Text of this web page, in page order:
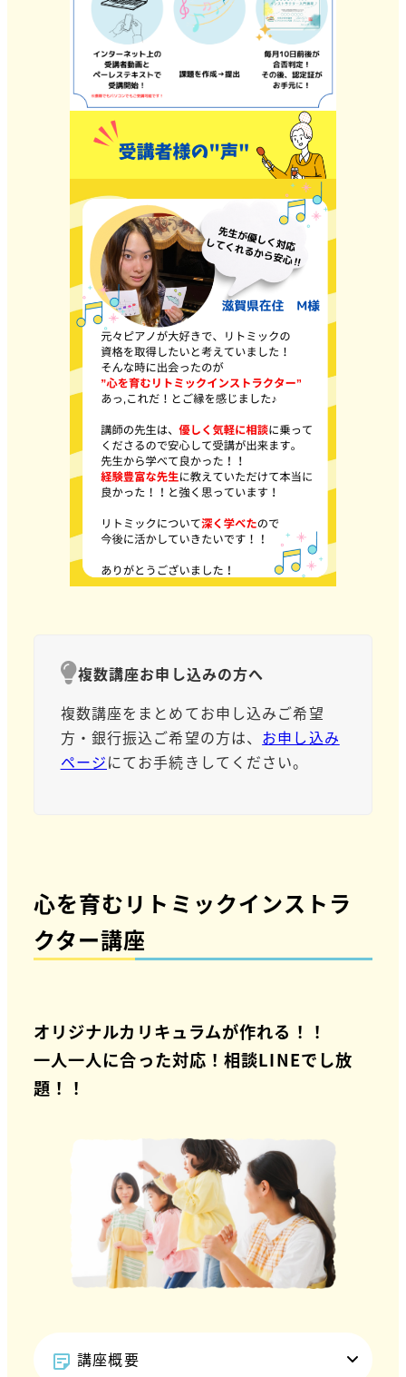
複数講座お申し込みの方へ
複数講座をまとめてお申し込みご希望
方・銀行振込ご希望の方は、 お申し込み
ページにてお手続きしてください。
心を育むリトミックインストラ
クター講座
オリジナルカリキュラムが作れる！！
一人一人に合った対応！相談LINEでし放
題！！
講座概要